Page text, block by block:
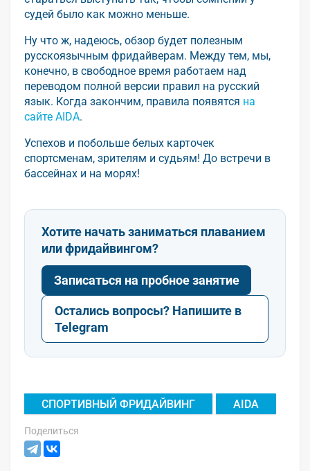
судей было как можно меньше.
Ну что ж, надеюсь, обзор будет полезным
русскоязычным фридайверам. Между тем, мы,
конечно, в свободное время работаем над
переводом полной версии правил на русский
язык. Когда закончим, правила появятся на
сайте AIDA.
Успехов и побольше белых карточек
спортсменам, зрителям и судьям! До встречи в
бассейнах и на морях!
Хотите начать заниматься плаванием
или фридайвингом?
Записаться на пробное занятие
Остались вопросы? Напишите в
Telegram
СПОРТИВНЫЙ ФРИДАЙВИНГ AIDA
Поделиться